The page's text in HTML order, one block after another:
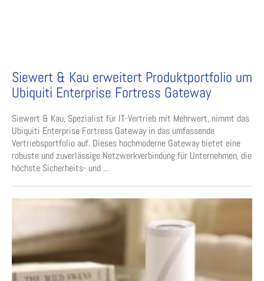
Siewert & Kau erweitert Produktportfolio um
Ubiquiti Enterprise Fortress Gateway
Siewert & Kau, Spezialist für IT-Vertrieb mit Mehrwert, nimmt das
Ubiquiti Enterprise Fortress Gateway in das umfassende
Vertriebsportfolio auf. Dieses hochmoderne Gateway bietet eine
robuste und zuverlässige Netzwerkverbindung für Unternehmen, die
höchste Sicherheits- und ...